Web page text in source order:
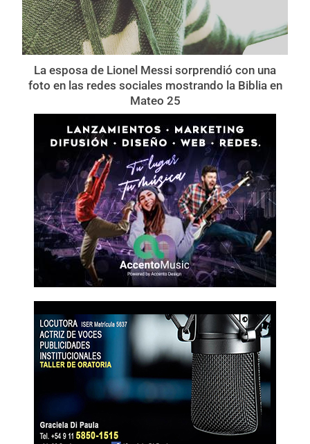
La esposa de Lionel Messi sorprendió con una
foto en las redes sociales mostrando la Biblia en
Mateo 25